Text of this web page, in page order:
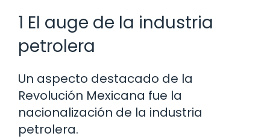
1 El auge de la industria
petrolera
Un aspecto destacado de la
Revolución Mexicana fue la
nacionalización de la industria
petrolera.